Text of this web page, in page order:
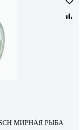
МИРНАЯ РЫБА